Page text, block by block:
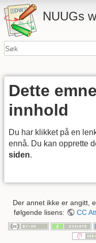
NUUGs
Dette
innhold
Du har klikket på en
ennå. Du kan opprette
siden.
Der annet ikke er angitt,
følgende lisens:
CC